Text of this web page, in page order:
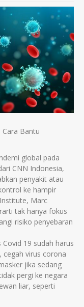
Cara Bantu
global pada
CNN Indonesia,
penyakit atau
ke hampir
Marc
tak hanya fokus
risiko penyebaran
19 sudah harus
cegah virus corona
jika sedang
pergi ke negara
liar, seperti